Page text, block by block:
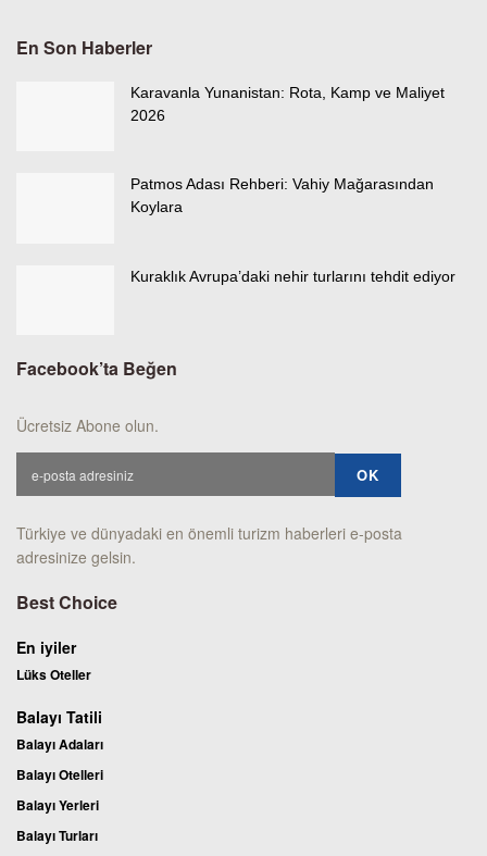
En Son Haberler
Karavanla Yunanistan: Rota, Kamp ve Maliyet
2026
Patmos Adası Rehberi: Vahiy Mağarasından
Koylara
Kuraklık Avrupa’daki nehir turlarını tehdit ediyor
Facebook’ta Beğen
Ücretsiz Abone olun.
Türkiye ve dünyadaki en önemli turizm haberleri e-posta
adresinize gelsin.
Best Choice
En iyiler
Lüks Oteller
Balayı Tatili
Balayı Adaları
Balayı Otelleri
Balayı Yerleri
Balayı Turları